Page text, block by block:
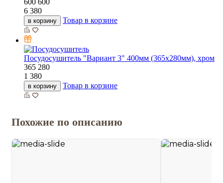
600 600
6 380
в корзину Товар в корзине
Посудосушитель "Вариант 3" 400мм (365х280мм), хром
365 280
1 380
в корзину Товар в корзине